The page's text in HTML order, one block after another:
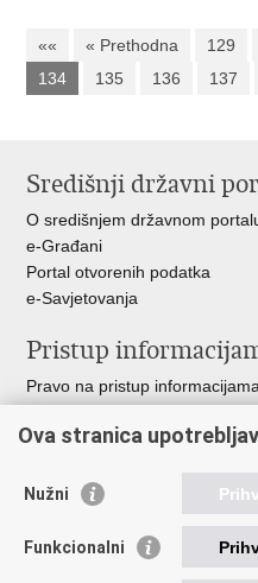
«« « Prethodna 129
134
135 136 137
Središnji državni
O središnjem državnom
e-Građani
Portal otvorenih podatka
e-Savjetovanja
Pristup
Pravo na pristup informacijama
Pozivi za žurnu pomoć
Važne poveznice
Vlada RH
Ova stranica
Nužni
Funkcionalni